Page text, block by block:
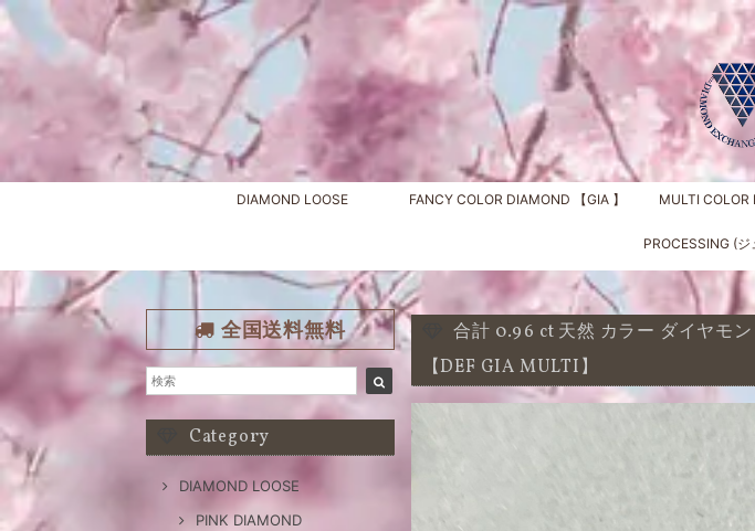
DIAMOND LOOSE FANCY COLOR DIAMOND 【GIA 】 MULTI COLOR
PROCESSING (ジ
全国送料無料
Category
DIAMOND LOOSE
PINK DIAMOND
合計 0.96 ct 天然 カラー ダイヤモ
【DEF GIA MULTI】